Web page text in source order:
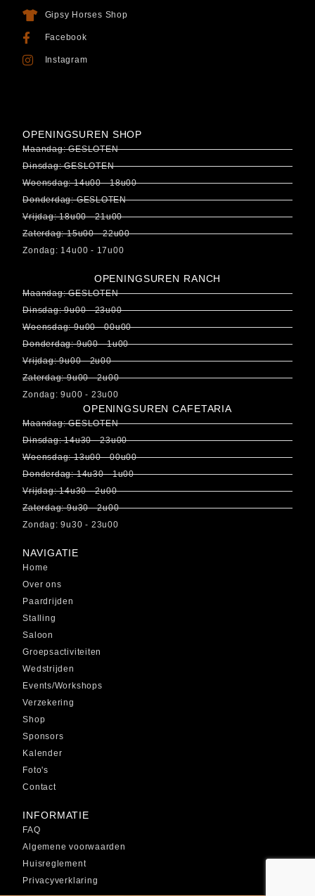
Gipsy Horses Shop
Facebook
Instagram
OPENINGSUREN SHOP
Maandag: GESLOTEN
Dinsdag: GESLOTEN
Woensdag: 14u00 - 18u00
Donderdag: GESLOTEN
Vrijdag: 18u00 - 21u00
Zaterdag: 15u00 - 22u00
Zondag: 14u00 - 17u00
OPENINGSUREN RANCH
Maandag: GESLOTEN
Dinsdag: 9u00 - 23u00
Woensdag: 9u00 - 00u00
Donderdag: 9u00 - 1u00
Vrijdag: 9u00 - 2u00
Zaterdag: 9u00 - 2u00
Zondag: 9u00 - 23u00
OPENINGSUREN CAFETARIA
Maandag: GESLOTEN
Dinsdag: 14u30 - 23u00
Woensdag: 13u00 - 00u00
Donderdag: 14u30 - 1u00
Vrijdag: 14u30 - 2u00
Zaterdag: 9u30 - 2u00
Zondag: 9u30 - 23u00
NAVIGATIE
Home
Over ons
Paardrijden
Stalling
Saloon
Groepsactiviteiten
Wedstrijden
Events/Workshops
Verzekering
Shop
Sponsors
Kalender
Foto's
Contact
INFORMATIE
FAQ
Algemene voorwaarden
Huisreglement
Privacyverklaring